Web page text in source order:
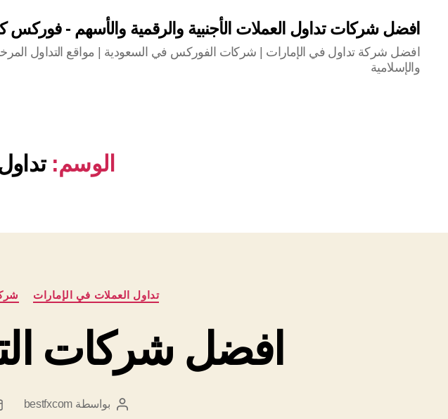
افضل شركات تداول العملات الأجنبية والرقمية والأسهم - فوركس
افضل شركة تداول في الإمارات | شركات الفوركس في السعودية | مواقع التداول
والإسلامية
الوسم:
تداول العملات في الإمارات
افضل شركات
كاتببواسطة bestfxcom